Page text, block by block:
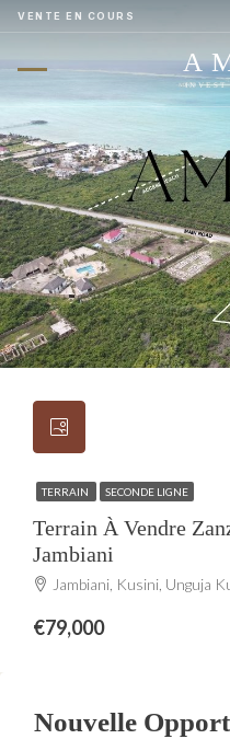
TERRAIN SECONDE LIGNE
Terrain À Vendre
Jambiani
€79,000
Nouvelle
VENTE EN COURS